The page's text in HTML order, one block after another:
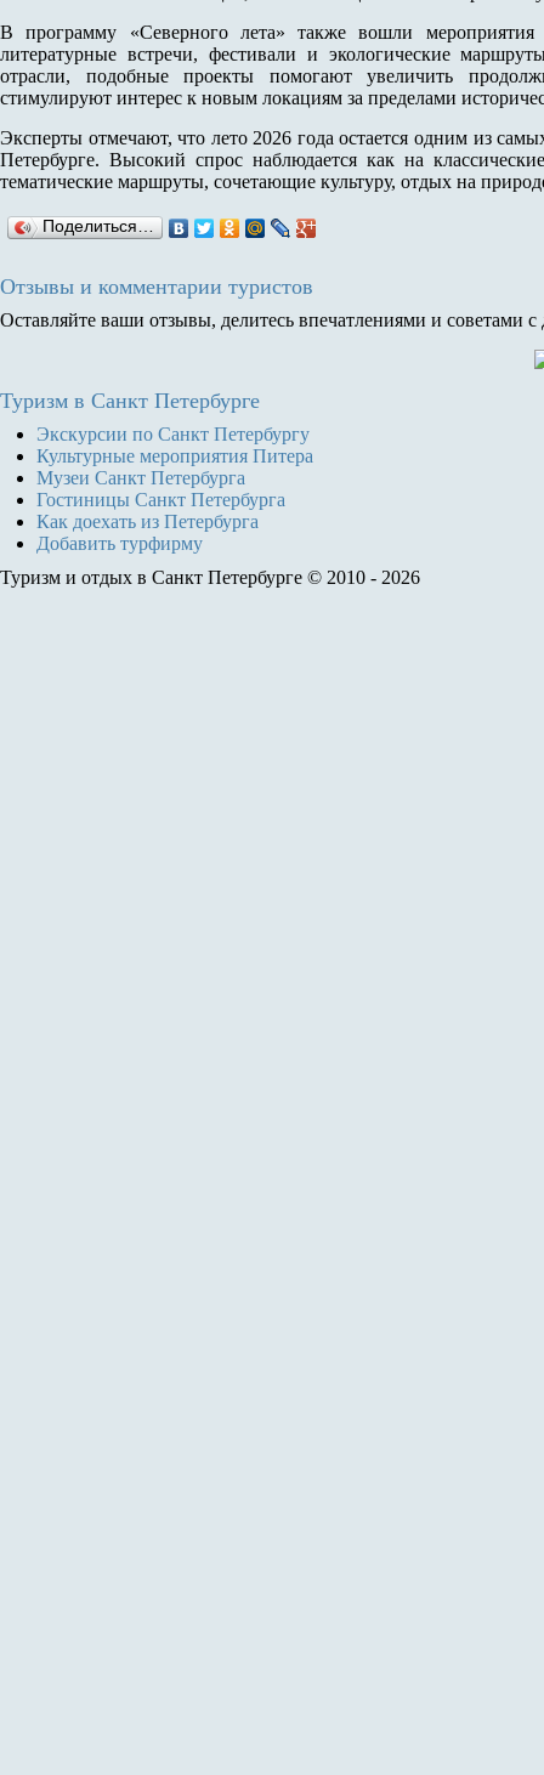
В программу «Северного лета» также вошли
литературные встречи, фестивали и экологические
отрасли, подобные проекты помогают увеличить
стимулируют интерес к новым локациям за пределами
Эксперты отмечают, что лето 2026 года остается одним из
Петербурге. Высокий спрос наблюдается как на
тематические маршруты, сочетающие культуру, отдых на
Поделиться…
Отзывы и комментарии туристов
Оставляйте ваши отзывы, делитесь впечатлениями и советами
Туризм в Санкт Петербурге
Экскурсии по Санкт Петербургу
Культурные мероприятия Питера
Музеи Санкт Петербурга
Гостиницы Санкт Петербурга
Как доехать из Петербурга
Добавить турфирму
Туризм и отдых в Санкт Петербурге © 2010 - 2026